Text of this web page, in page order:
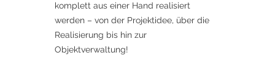
komplett aus einer Hand realisiert
werden – von der Projektidee, über die
Realisierung bis hin zur
Objektverwaltung!